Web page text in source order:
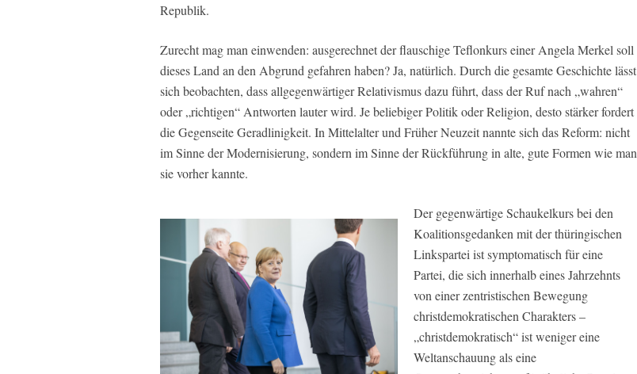
Republik.
Zurecht mag man einwenden: ausgerechnet der flauschige Teflonkurs einer Angela Merkel soll
dieses Land an den Abgrund gefahren haben? Ja, natürlich. Durch die gesamte Geschichte lässt
sich beobachten, dass allgegenwärtiger Relativismus dazu führt, dass der Ruf nach „wahren“
oder „richtigen“ Antworten lauter wird. Je beliebiger Politik oder Religion, desto stärker fordert
die Gegenseite Geradlinigkeit. In Mittelalter und Früher Neuzeit nannte sich das Reform: nicht
im Sinne der Modernisierung, sondern im Sinne der Rückführung in alte, gute Formen wie man
sie vorher kannte.
Der gegenwärtige Schaukelkurs bei den
Koalitionsgedanken mit der thüringischen
Linkspartei ist symptomatisch für eine
Partei, die sich innerhalb eines Jahrzehnts
von einer zentristischen Bewegung
christdemokratischen Charakters –
„christdemokratisch“ ist weniger eine
Weltanschauung als eine